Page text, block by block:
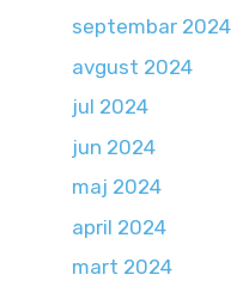
septembar 2024
avgust 2024
jul 2024
jun 2024
maj 2024
april 2024
mart 2024